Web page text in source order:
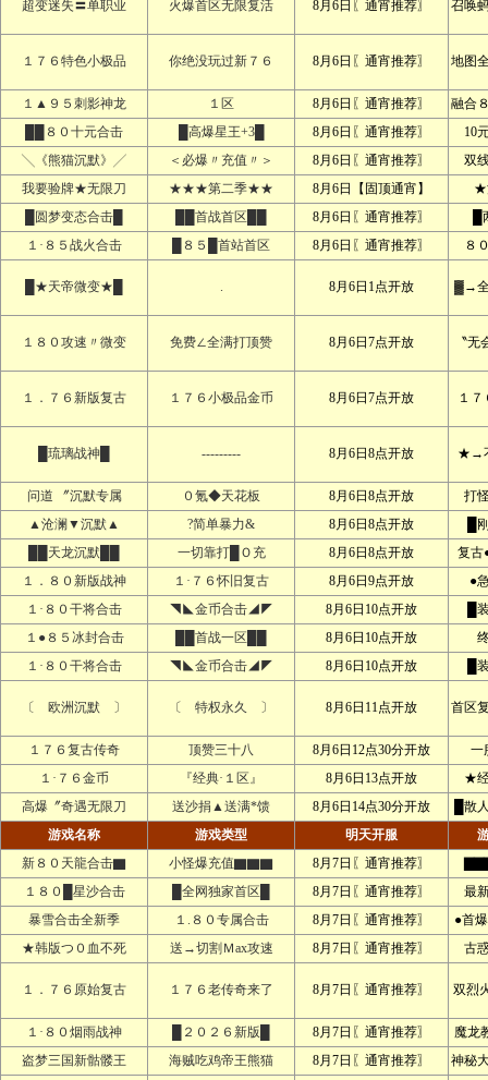
超变迷失〓单职业 火爆首区无限复活 8月6日〖通宵推荐〗 召唤
１７６特色小极品 你绝没玩过新７６ 8月6日〖通宵推荐〗 地图
１▲９５刺影神龙 １区 8月6日〖通宵推荐〗
融合
██８０十元合击
█高爆星王+3█ 8月6日〖通宵推荐〗
10
╲《熊猫沉默》╱
＜必爆〃充值〃＞ 8月6日〖通宵推荐〗
双
我要验牌★无限刀
★★★第二季★★ 8月6日【固顶通宵】
★
█圆梦变态合击█
██首战首区██ 8月6日〖通宵推荐〗
１·８５战火合击
█８５█首站首区 8月6日〖通宵推荐〗 ８
█★天帝微变★█ . 8月6日1点开放 ▓→
１８０攻速〃微变 免费∠全满打顶赞 8月6日7点开放 〝
１．７６新版复古 １７６小极品金币 8月6日7点开放 １
█琉璃战神█ --------- 8月6日8点开放 ★→
问道 〞沉默专属 ０氪◆天花板 8月6日8点开放
打
▲沧澜▼沉默▲
?简单暴力& 8月6日8点开放
█
██天龙沉默██
一切靠打█Ｏ充 8月6日8点开放
复古
１．８０新版战神
１·７６怀旧复古 8月6日9点开放
●
１·８０干将合击
◥◣金币合击◢◤ 8月6日10点开放
█
１●８５冰封合击
██首战一区██ 8月6日10点开放
１·８０干将合击
◥◣金币合击◢◤ 8月6日10点开放 █
〔 欧洲沉默 〕 〔 特权永久 〕 8月6日11点开放 首区
１７６复古传奇 顶赞三十八 8月6日12点30分开放
一
１·７６金币
『经典·１区』 8月6日13点开放
★
高爆〞奇遇无限刀
送沙捐▲送满*馈 8月6日14点30分开放
█散
游戏名称
游戏类型 明天开服
新８０天龍合击▇
小怪爆充值▇▇▇ 8月7日〖通宵推荐〗
１８０█星沙合击
█全网独家首区█ 8月7日〖通宵推荐〗
最
暴雪合击全新季
１.８０专属合击 8月7日〖通宵推荐〗
●首
★韩版つ０血不死
送→切割Ｍax攻速 8月7日〖通宵推荐〗 古
１．７６原始复古 １７６老传奇来了 8月7日〖通宵推荐〗 双烈
１·８０烟雨战神 █２０２６新版█ 8月7日〖通宵推荐〗
魔龙
盗梦三国新骷髅王
海贼吃鸡帝王熊猫 8月7日〖通宵推荐〗 神秘